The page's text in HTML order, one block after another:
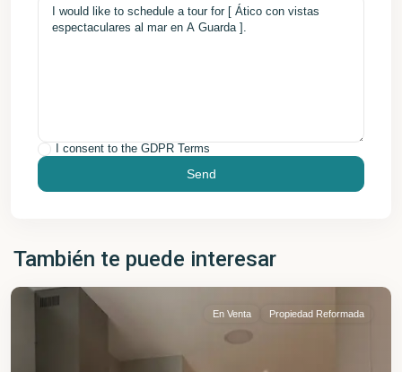
I consent to the GDPR Terms
También te puede interesar
En Venta Propiedad Reformada